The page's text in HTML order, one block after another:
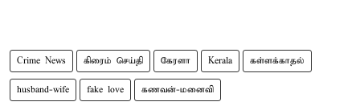
Crime News கிரைம் செய்தி கேரளா Kerala கள்ளக்காதல்
husband-wife fake love கணவன்-மனைவி